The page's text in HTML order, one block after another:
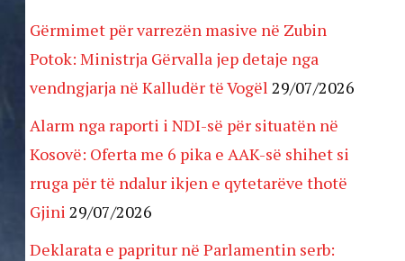
Gërmimet për varrezën masive në Zubin
Potok: Ministrja Gërvalla jep detaje nga
vendngjarja në Kalludër të Vogël 29/07/2026
Alarm nga raporti i NDI-së për situatën në
Kosovë: Oferta me 6 pika e AAK-së shihet si
rruga për të ndalur ikjen e qytetarëve thotë
Gjini 29/07/2026
Deklarata e papritur në Parlamentin serb: